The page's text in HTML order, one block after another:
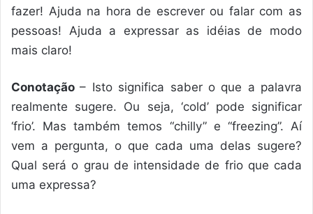
fazer! Ajuda na hora de escrever ou falar com as
pessoas! Ajuda a expressar as idéias de modo
mais claro!
Conotação– Isto significa saber o que a palavra
realmente sugere. Ou seja, ‘cold’ pode significar
‘frio’. Mas também temos “chilly” e “freezing”. Aí
vem a pergunta, o que cada uma delas sugere?
Qual será o grau de intensidade de frio que cada
uma expressa?